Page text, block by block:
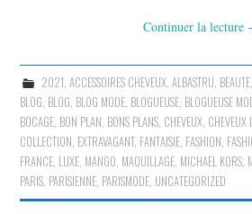
Continuer la lecture
2021 ACCESSOIRES CHEVEUX, ALBASTRU BEAUTE,
BLOG BLOG BLOG MODE BLOGUEUSE BLOGUEUSE
BOCAGE BON PLAN BONS PLANS CHEVEUX CHEVEUX
COLLECTION EXTRAVAGANT, FANTAISIE FASHION
FRANCE LUXE MANGO MAQUILLAGE MICHAEL KORS
PARIS PARISIENNE PARISMODE UNCATEGORIZED